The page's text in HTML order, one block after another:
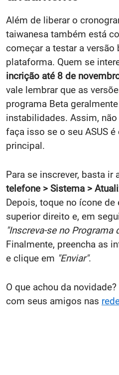
Além de liberar o
taiwanesa também está
começar a testar a versão
plataforma. Quem se
incrição até 8 de
vale lembrar que as
programa Beta
instabilidades. Assim,
faça isso se o seu ASUS
principal.
Para se inscrever, basta ir
telefone > Sistema >
Depois, toque no ícone de
superior direito e, em
"Inscreva-se no Programa
Finalmente, preencha as
e clique em "Enviar".
O que achou da
com seus amigos nas